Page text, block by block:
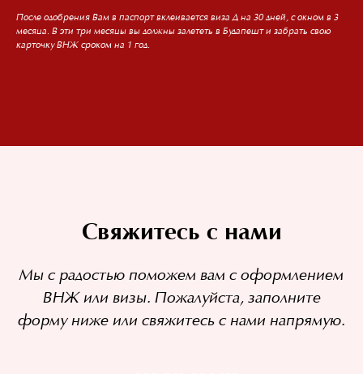
После одобрения Вам в паспорт вклеивается виза Д на 30 дней, с окном в 3
месяца. В эти три месяцы вы должны залететь в Будапешт и забрать свою
карточку ВНЖ сроком на 1 год.
Свяжитесь с нами
Мы с радостью поможем вам с оформлением
ВНЖ или визы. Пожалуйста, заполните
форму ниже или свяжитесь с нами напрямую.
Решение по визе принимает
соответствующее консульство.
Компания оказывает